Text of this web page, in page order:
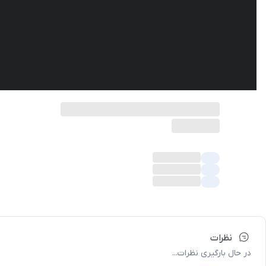
نظرات
در حال بارگیری نظرات...